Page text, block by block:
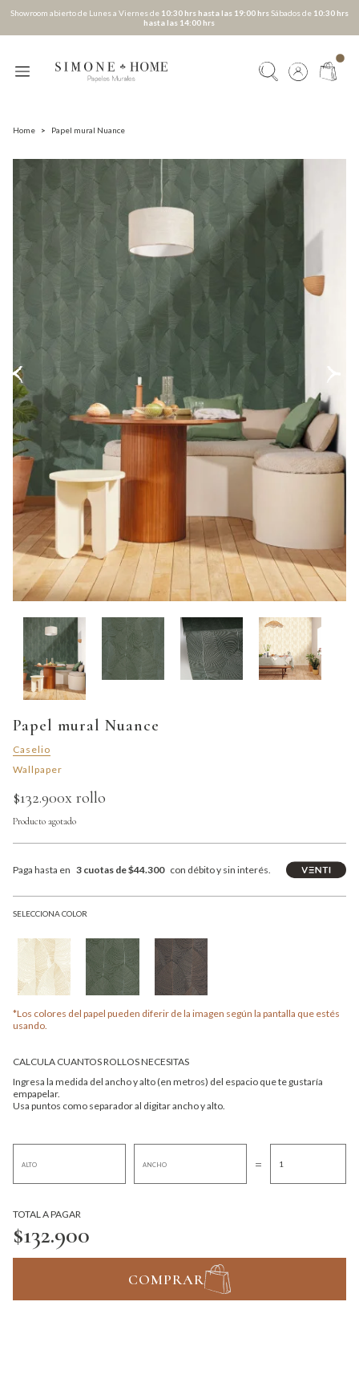
Showroom abierto de Lunes a Viernes de 10:30 hrs hasta las 19:00 hrsSábados de 10:30 hrs
hasta las 14:00 hrs
Home > Papel mural Nuance
Papel mural Nuance
Caselio
Wallpaper
$132.900x rollo
Producto agotado
Paga hasta en 3 cuotas de $44.300 con débito y sin interés.
SELECCIONA COLOR
*Los colores del papel pueden diferir de la imagen según la pantalla que estés
usando.
CALCULA CUANTOS ROLLOS NECESITAS
Ingresa la medida del ancho y alto (en metros) del espacio que te gustaría
empapelar.
Usa puntos como separador al digitar ancho y alto.
=
TOTAL A PAGAR
$132.900
COMPRAR